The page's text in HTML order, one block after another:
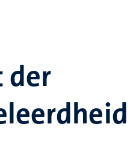
der